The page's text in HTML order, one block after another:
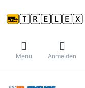
Menü Anmelden